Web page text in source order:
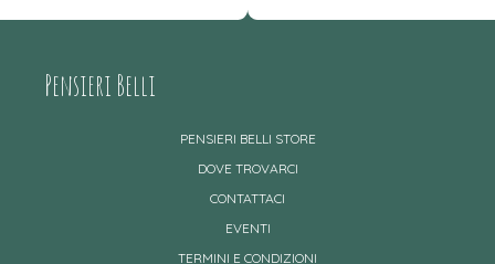
Pensieri Belli
PENSIERI BELLI STORE
DOVE TROVARCI
CONTATTACI
EVENTI
TERMINI E CONDIZIONI